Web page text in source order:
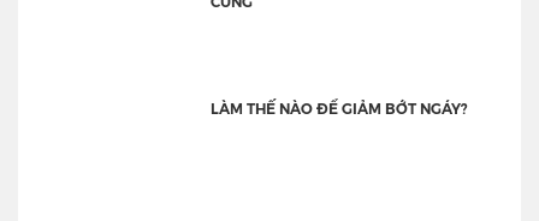
LÀM THẾ NÀO ĐỂ GIẢM BỚT NGÁY?